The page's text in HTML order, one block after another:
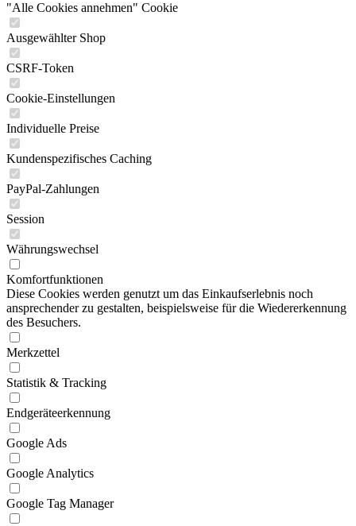
"Alle Cookies annehmen" Cookie
Ausgewählter Shop
CSRF-Token
Cookie-Einstellungen
Individuelle Preise
Kundenspezifisches Caching
PayPal-Zahlungen
Session
Währungswechsel
Komfortfunktionen
Diese Cookies werden genutzt um das Einkaufserlebnis noch
ansprechender zu gestalten, beispielsweise für die Wiedererkennung
des Besuchers.
Merkzettel
Statistik & Tracking
Endgeräteerkennung
Google Ads
Google Analytics
Google Tag Manager